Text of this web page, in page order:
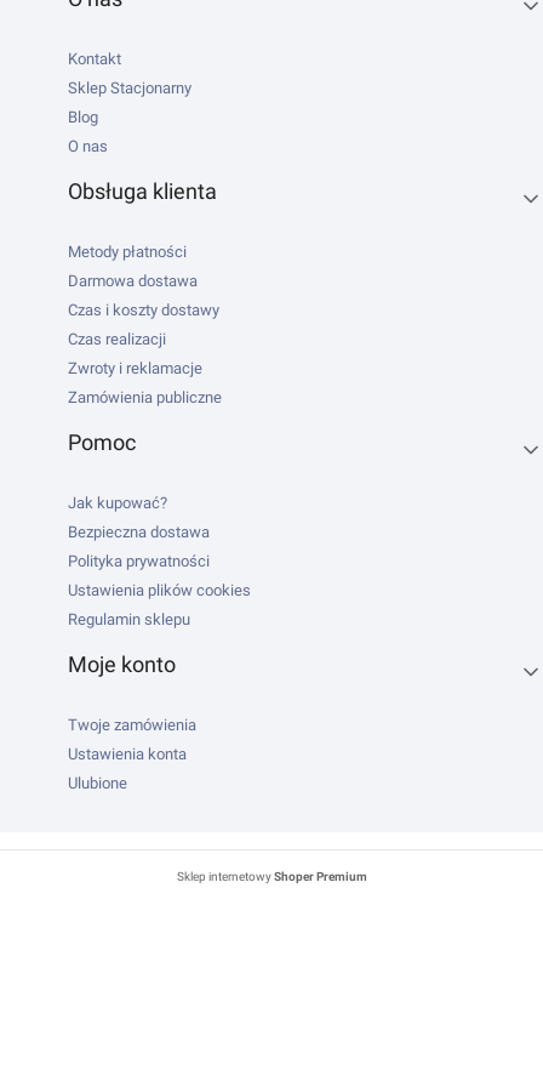
Kontakt
Sklep Stacjonarny
Blog
O nas
Obsługa klienta
Metody płatności
Darmowa dostawa
Czas i koszty dostawy
Czas realizacji
Zwroty i reklamacje
Zamówienia publiczne
Pomoc
Jak kupować?
Bezpieczna dostawa
Polityka prywatności
Ustawienia plików cookies
Regulamin sklepu
Moje konto
Twoje zamówienia
Ustawienia konta
Ulubione
Sklep internetowyShoper Premium